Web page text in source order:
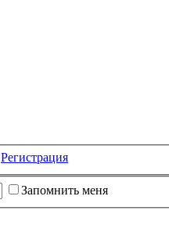
Регистрация
Запомнить меня